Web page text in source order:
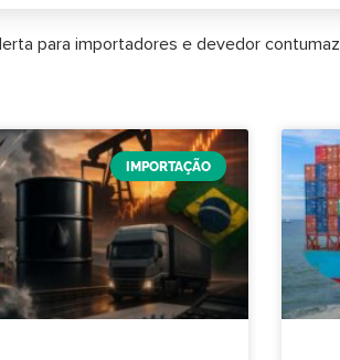
para importadores e devedor contumaz
IMPORTAÇÃO